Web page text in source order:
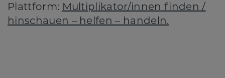
Plattform: Multiplikator/innen finden /
hinschauen – helfen – handeln.